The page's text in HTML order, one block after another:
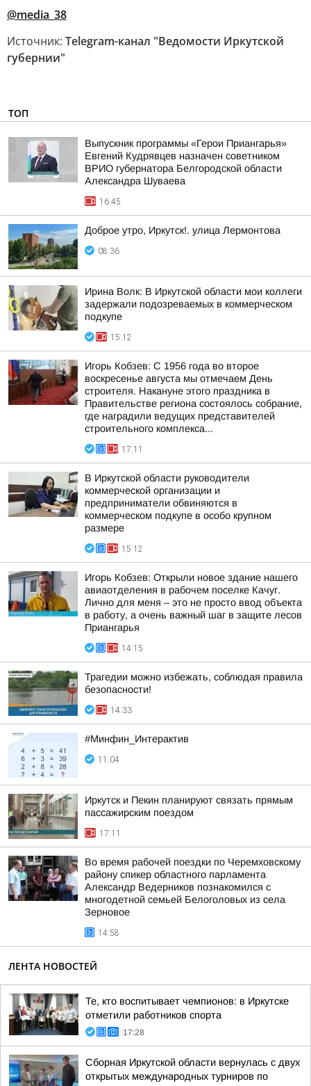
@media_38
Источник: Telegram-канал "Ведомости Иркутской
губернии"
ТОП
Выпускник программы «Герои Приангарья»
Евгений Кудрявцев назначен советником
ВРИО губернатора Белгородской области
Александра Шуваева
16:45
Доброе утро, Иркутск!. улица Лермонтова
08:36
Ирина Волк: В Иркутской области мои коллеги
задержали подозреваемых в коммерческом
подкупе
15:12
Игорь Кобзев: С 1956 года во второе
воскресенье августа мы отмечаем День
строителя. Накануне этого праздника в
Правительстве региона состоялось собрание,
где наградили ведущих представителей
строительного комплекса...
17:11
В Иркутской области руководители
коммерческой организации и
предприниматели обвиняются в
коммерческом подкупе в особо крупном
размере
15:12
Игорь Кобзев: Открыли новое здание нашего
авиаотделения в рабочем поселке Качуг.
Лично для меня – это не просто ввод объекта
в работу, а очень важный шаг в защите лесов
Приангарья
14:15
Трагедии можно избежать, соблюдая правила
безопасности!
14:33
#Минфин_Интерактив
11:04
Иркутск и Пекин планируют связать прямым
пассажирским поездом
17:11
Во время рабочей поездки по Черемховскому
району спикер областного парламента
Александр Ведерников познакомился с
многодетной семьей Белоголовых из села
Зерновое
14:58
ЛЕНТА НОВОСТЕЙ
Те, кто воспитывает чемпионов: в Иркутске
отметили работников спорта
17:28
Сборная Иркутской области вернулась с двух
открытых международных турниров по